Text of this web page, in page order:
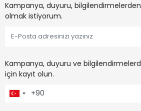
Kampanya, duyuru,
olmak istiyorum.
Kampanya, duyuru ve
için kayıt olun.